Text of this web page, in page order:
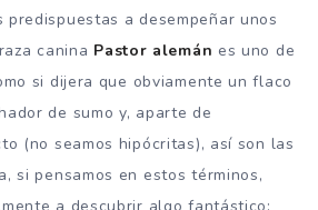
predispuestas a desempeñar unos
canina Pastor alemán es uno de
si dijera que obviamente un flaco
de sumo y, aparte de
(no seamos hipócritas), así son las
si pensamos en estos términos,
a descubrir algo fantástico: